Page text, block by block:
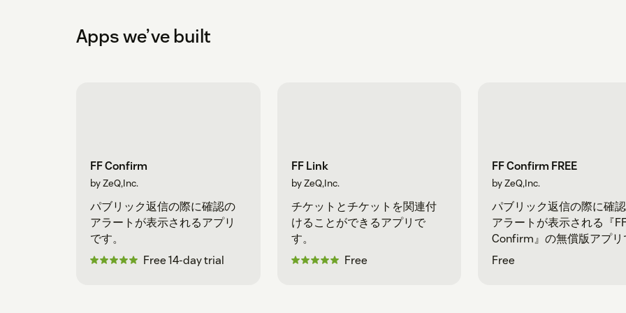
Apps we’ve built
FF Confirm
by ZeQ,Inc.
パブリック返信の際に確認の
アラートが表示されるアプリ
です。
Free 14-day trial
FF Link
by ZeQ,Inc.
チケットとチケットを関連付
けることができるアプリで
す。
Free
FF Confirm FREE
by ZeQ,Inc.
パブリック返信の際に確
アラートが表示される『
Confirm』の無償版アプリ
す。
Free